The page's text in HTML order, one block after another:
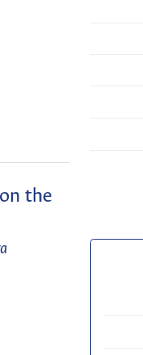
the